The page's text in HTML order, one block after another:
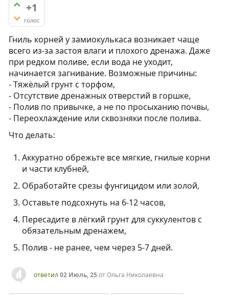
+1
голос
Гниль корней у замиокулькаса возникает чаще
всего из-за застоя влаги и плохого дренажа. Даже
при редком поливе, если вода не уходит,
начинается загнивание. Возможные причины:
- Тяжёлый грунт с торфом,
- Отсутствие дренажных отверстий в горшке,
- Полив по привычке, а не по просыханию почвы,
- Переохлаждение или сквозняки после полива.
Что делать:
Аккуратно обрежьте все мягкие, гнилые корни
и части клубней,
Обработайте срезы фунгицидом или золой,
Оставьте подсохнуть на 6-12 часов,
Пересадите в лёгкий грунт для суккулентов с
обязательным дренажем,
Полив - не ранее, чем через 5-7 дней.
ответил 02 Июль, 25отОльга Николаевна